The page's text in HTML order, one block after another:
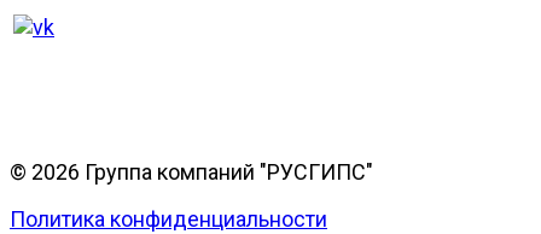
© 2026 Группа компаний "РУСГИПС"
Политика конфиденциальности